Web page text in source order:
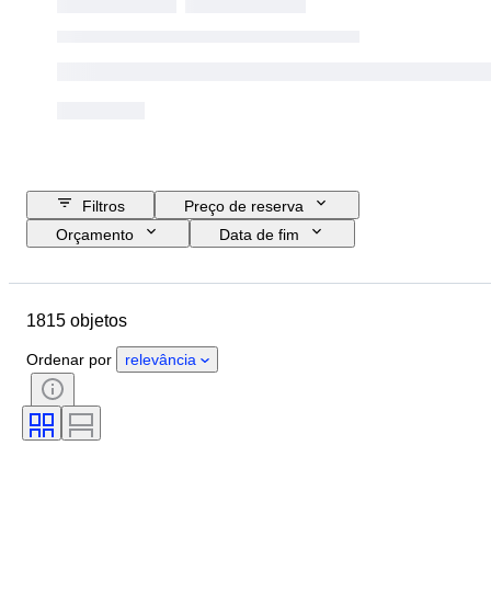
Filtros
Preço de reserva
Orçamento
Data de fim
Estado
Estilo
Assinatura
Edição
Cor
Série
1815 objetos
Ordenar por relevância